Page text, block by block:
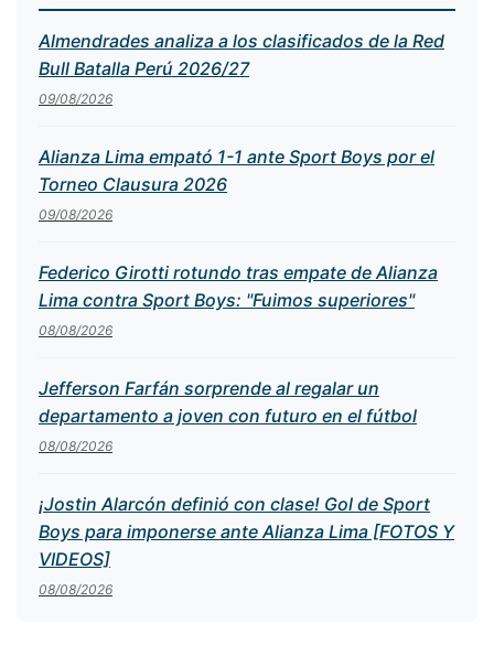
Almendrades analiza a los clasificados de la Red
Bull Batalla Perú 2026/27
09/08/2026
Alianza Lima empató 1-1 ante Sport Boys por el
Torneo Clausura 2026
09/08/2026
Federico Girotti rotundo tras empate de Alianza
Lima contra Sport Boys: "Fuimos superiores"
08/08/2026
Jefferson Farfán sorprende al regalar un
departamento a joven con futuro en el fútbol
08/08/2026
¡Jostin Alarcón definió con clase! Gol de Sport
Boys para imponerse ante Alianza Lima [FOTOS Y
VIDEOS]
08/08/2026